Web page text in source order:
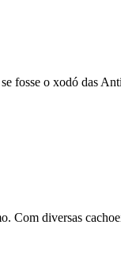
fosse o xodó das
diversas